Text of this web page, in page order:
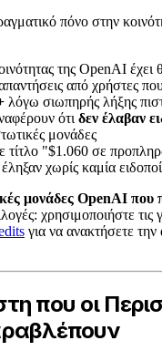
πόνο στην
της OpenAI έχει
από χρήστες
λόγω σιωπηρής λήξης
ότι δεν έλαβαν
μονάδες
τίτλο "$1.060 σε
χωρίς καμία
μονάδες OpenAI που
χρησιμοποιήστε
για να ανακτήσετε
που οι